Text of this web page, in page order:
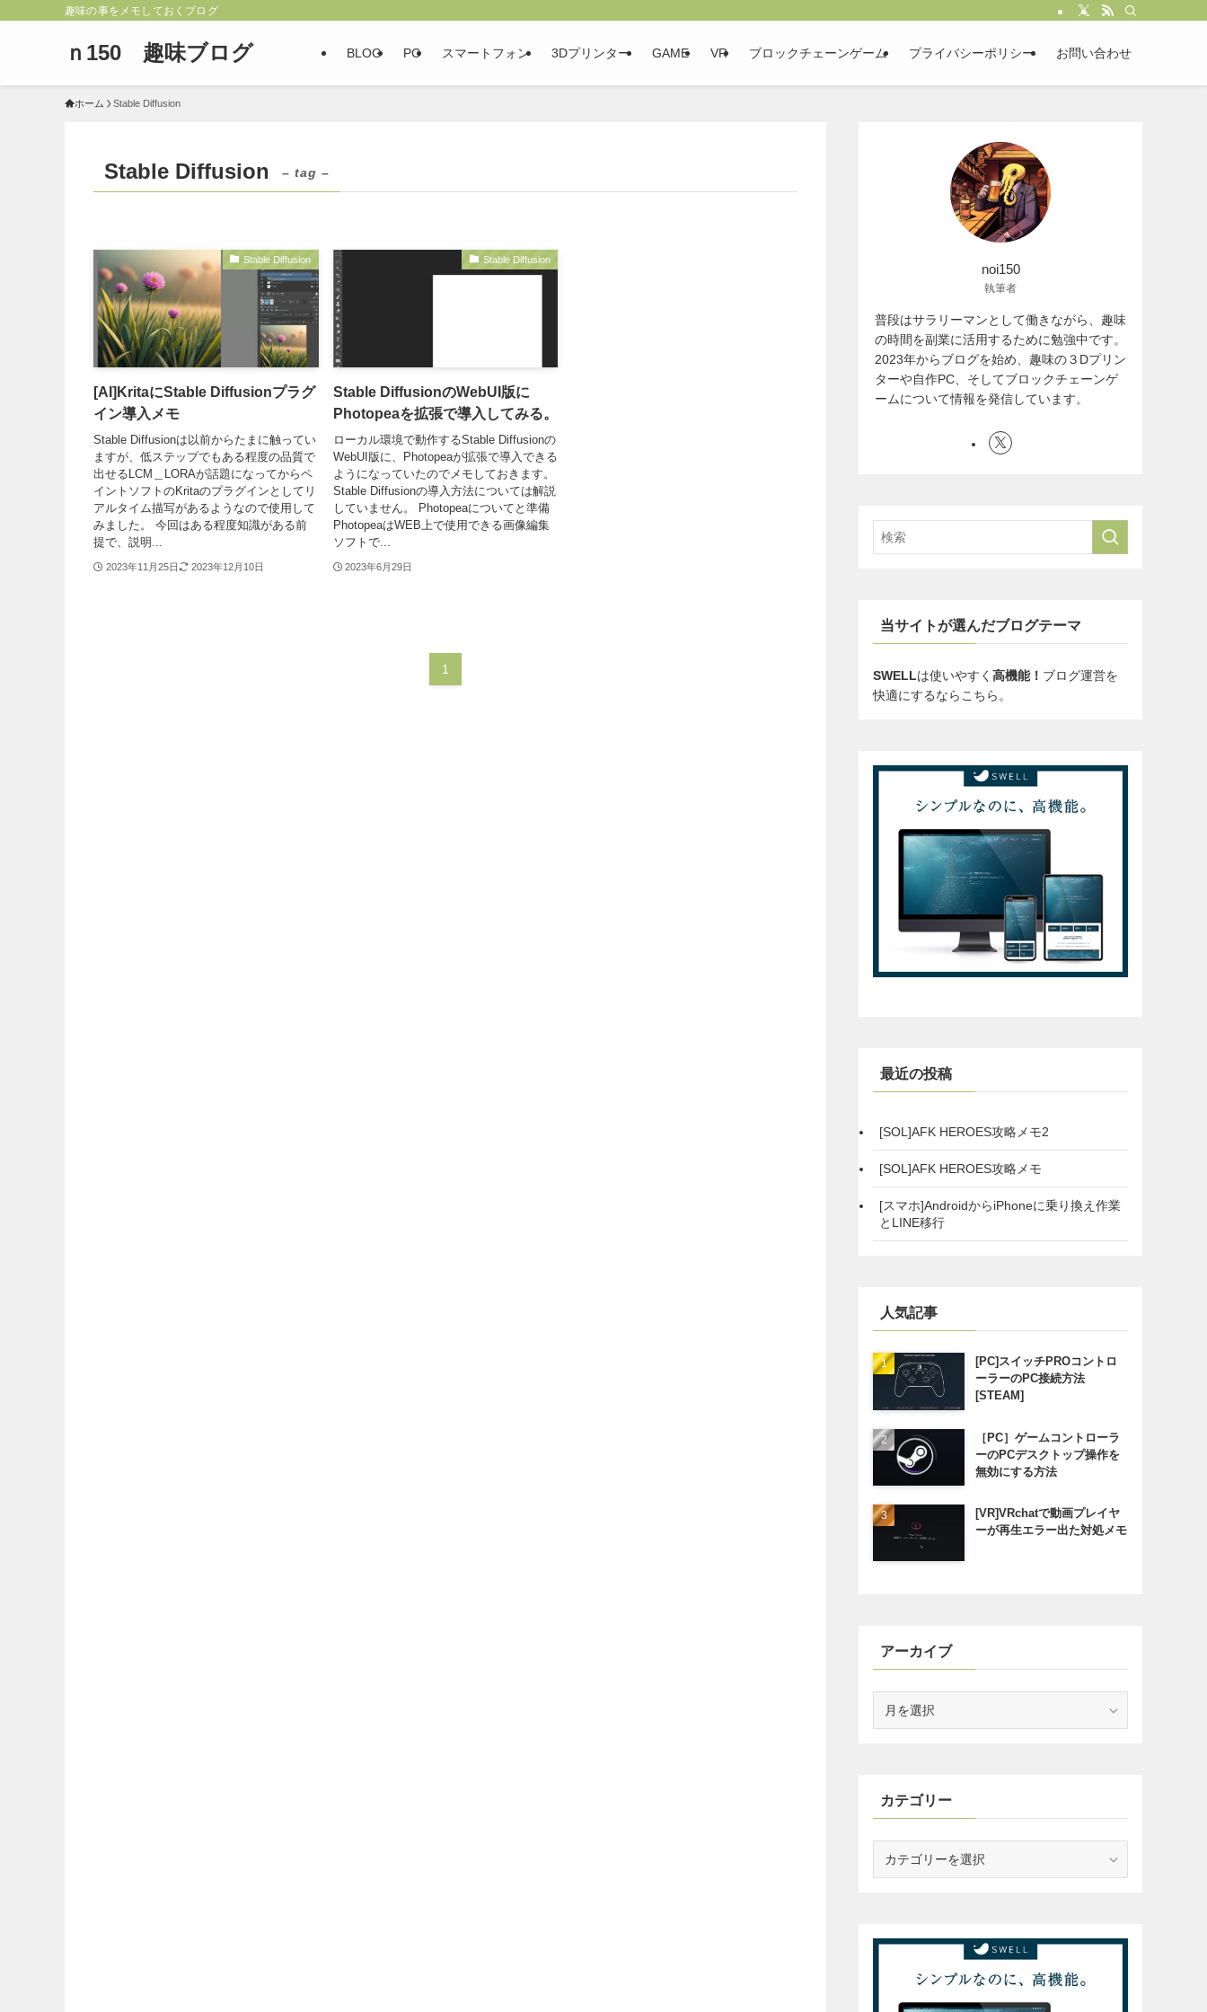
趣味の事をメモしておくブログ
ｎ150 趣味ブログ BLOG PC スマートフォン 3Dプリンター GAME VR ブロックチェーンゲーム プライバシーポリシー お問い合わせ
ホーム Stable Diffusion
Stable Diffusion – tag –
Stable Diffusion
[AI]KritaにStable Diffusionプラグ
イン導入メモ
Stable Diffusionは以前からたまに触ってい
ますが、低ステップでもある程度の品質で
出せるLCM＿LORAが話題になってからペ
イントソフトのKritaのプラグインとしてリ
アルタイム描写があるようなので使用して
みました。 今回はある程度知識がある前
提で、説明...
2023年11月25日 2023年12月10日
Stable Diffusion
Stable DiffusionのWebUI版に
Photopeaを拡張で導入してみる。
ローカル環境で動作するStable Diffusionの
WebUI版に、Photopeaが拡張で導入できる
ようになっていたのでメモしておきます。
Stable Diffusionの導入方法については解説
していません。 Photopeaについてと準備
PhotopeaはWEB上で使用できる画像編集
ソフトで...
2023年6月29日
1
noi150
執筆者
普段はサラリーマンとして働きながら、趣味
の時間を副業に活用するために勉強中です。
2023年からブログを始め、趣味の３Dプリン
ターや自作PC、そしてブロックチェーンゲ
ームについて情報を発信しています。
当サイトが選んだブログテーマ
SWELLは使いやすく 高機能！ ブログ運営を
快適にするならこちら。
最近の投稿
[SOL]AFK HEROES攻略メモ2
[SOL]AFK HEROES攻略メモ
[スマホ]AndroidからiPhoneに乗り換え作業
とLINE移行
人気記事
[PC]スイッチPROコントロ
ーラーのPC接続方法
[STEAM]
［PC］ゲームコントローラ
ーのPCデスクトップ操作を
無効にする方法
[VR]VRchatで動画プレイヤ
ーが再生エラー出た対処メモ
アーカイブ
カテゴリー